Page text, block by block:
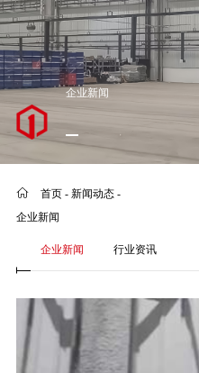
企业新闻
首页- 新闻动态-
企业新闻
企业新闻 行业资讯